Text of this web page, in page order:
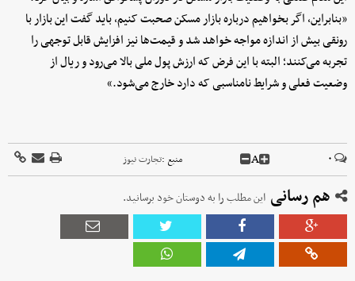
«بنابراین، اگر بخواهیم درباره بازار مسکن صحبت کنیم، باید گفت این بازار با
رونقی بیش از اندازه مواجه خواهد شد و قیمت‌ها نیز افزایش قابل توجهی را
تجربه می‌کنند؛ البته با این فرض که ارزش پول ملی بالا می‌رود و ریال از
وضعیت فعلی و شرایط نامناسبی که دارد خارج می‌شود.»
۰ A منبع :تجارت نیوز
هم رسانی این مطلب را به دوستان خود برسانید.